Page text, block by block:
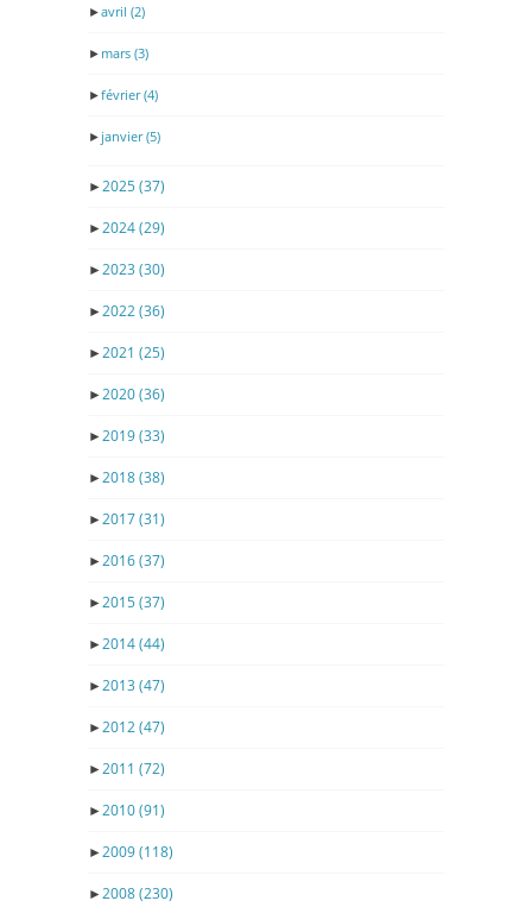
►avril (2)
► mars (3)
►février(4)
► janvier(5)
►2025(37)
►2024(29)
►2023 (30)
►2022(36)
►2021 (25)
►2020(36)
►2019(33)
►2018(38)
►2017(31)
►2016(37)
►2015(37)
►2014(44)
►2013 (47)
►2012(47)
►2011 (72)
►2010(91)
►2009(118)
►2008(230)